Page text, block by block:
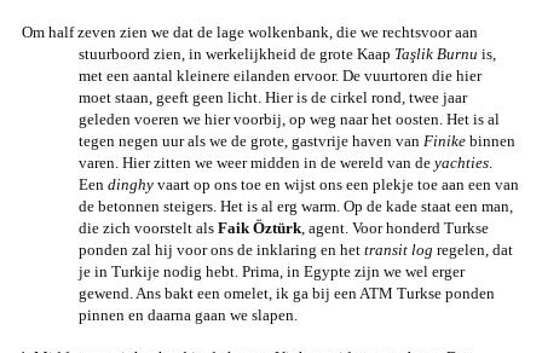
Om half zeven zien we dat de lage wolkenbank, die we rechtsvoor aan
stuurboord zien, in werkelijkheidde grote Kaap Taşlik Burnu is,
met een aantal kleinere eilanden ervoor. De vuurtoren die hier
moetstaan, geeft geen licht. Hier is de cirkel rond, twee jaar
geleden voeren we hier voorbij, op weg naar hetoosten. Het is al
tegen negen uur als we de grote, gastvrije haven vanFinike binnen
varen. Hier zittenwe weer midden in de wereld van deyachties.
Eendinghy vaart op ons toe en wijst ons een plekje toeaan een van
de betonnen steigers. Het is al erg warm. Op de kade staat een man,
die zich voorstelt alsFaik Öztürk, agent. Voor honderd Turkse
ponden zal hij voor ons de inklaring en hettransit log regelen, dat
jeinTurkije nodig hebt. Prima, in Egypte zijn we wel erger
gewend. Ans bakt een omelet, ik ga bij een ATMTurkse ponden
pinnen en daarna gaan we slapen.